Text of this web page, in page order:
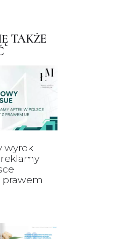
TAKŻE
wyrok
reklamy
prawem